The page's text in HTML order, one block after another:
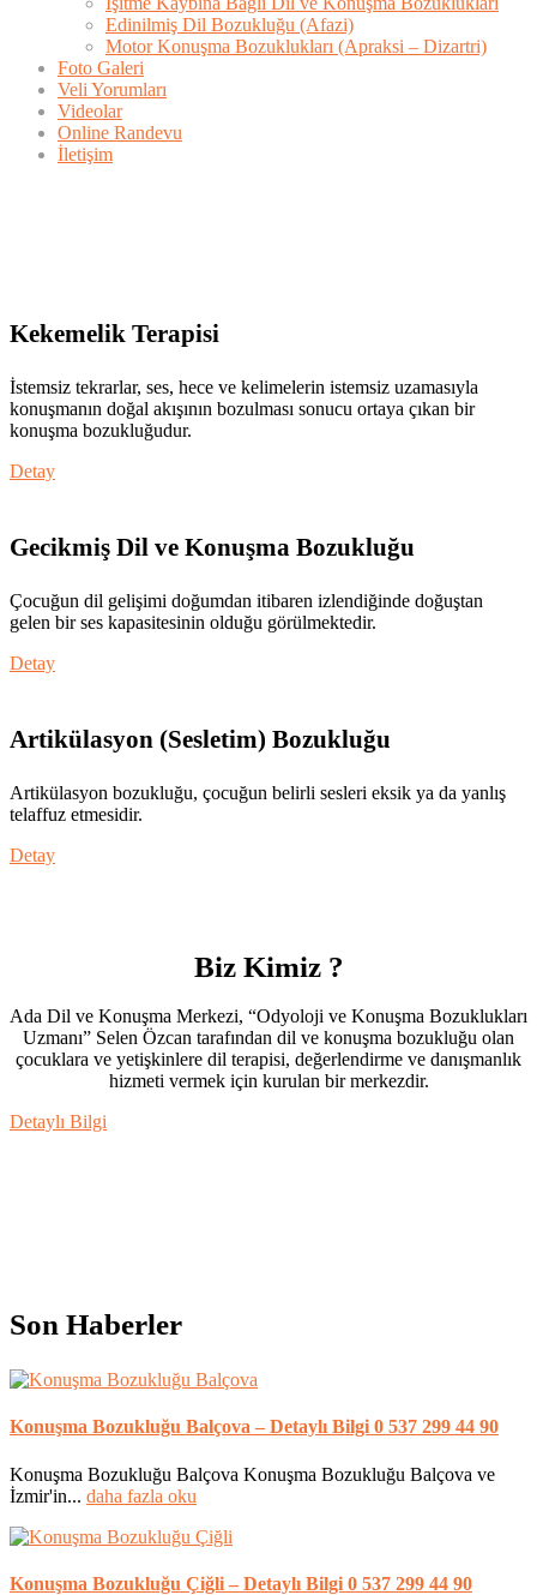
Edinilmiş Dil Bozukluğu (Afazi)
Motor Konuşma Bozuklukları (Apraksi – Dizartri)
Foto Galeri
Veli Yorumları
Videolar
Online Randevu
İletişim
Kekemelik Terapisi
İstemsiz tekrarlar, ses, hece ve kelimelerin istemsiz uzamasıyla
konuşmanın doğal akışının bozulması sonucu ortaya çıkan bir
konuşma bozukluğudur.
Detay
Gecikmiş Dil ve Konuşma Bozukluğu
Çocuğun dil gelişimi doğumdan itibaren izlendiğinde doğuştan
gelen bir ses kapasitesinin olduğu görülmektedir.
Detay
Artikülasyon (Sesletim) Bozukluğu
Artikülasyon bozukluğu, çocuğun belirli sesleri eksik ya da yanlış
telaffuz etmesidir.
Detay
Biz Kimiz ?
Ada Dil ve Konuşma Merkezi, “Odyoloji ve Konuşma Bozuklukları
Uzmanı” Selen Özcan tarafından dil ve konuşma bozukluğu olan
çocuklara ve yetişkinlere dil terapisi, değerlendirme ve danışmanlık
hizmeti vermek için kurulan bir merkezdir.
Detaylı Bilgi
Son Haberler
Konuşma Bozukluğu Balçova – Detaylı Bilgi 0 537 299 44 90
Konuşma Bozukluğu Balçova Konuşma Bozukluğu Balçova ve
İzmir'in... daha fazla oku
Konuşma Bozukluğu Çiğli – Detaylı Bilgi 0 537 299 44 90